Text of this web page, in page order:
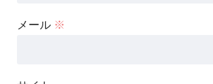
メール ※